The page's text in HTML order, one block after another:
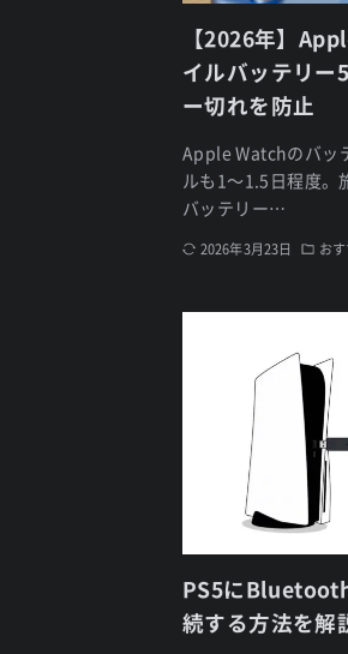
【2026年】
イルバッテリー
ー切れを防止
Apple Watchのバッ
ルも1〜1.5日程度。
バッテリー…
2026年3月23日 おす
PS5に
続する方法を解